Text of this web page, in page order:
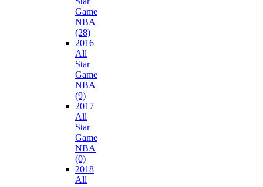
Game
NBA
(28)
2016
All
Star
Game
NBA
(9)
2017
All
Star
Game
NBA
(0)
2018
All